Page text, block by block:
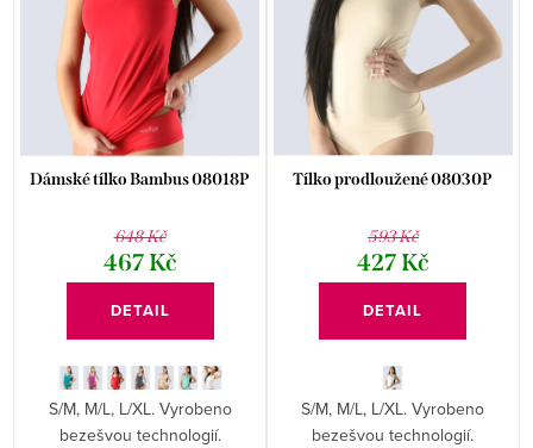
u
k
d
Dámské tílko Bambus 08018P
648 Kč
467 Kč
DETAIL
S/M, M/L, L/XL. Vyrobeno
bezešvou technologií.
Tílko prodloužené 08030P
593 Kč
427 Kč
DETAIL
S/M, M/L, L/XL. Vyrobeno
bezešvou technologií.